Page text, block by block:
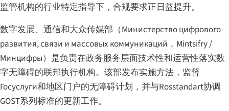
监管机构的行业特定指导下，合规要求正日益提升。
数字发展、通信和大众传媒部（Министерство цифрового
развития, связи и массовых коммуникаций ，Mintsifry /
Минцифры）是负责在政务服务层面技术性和运营性落实数
字无障碍的联邦执行机构。该部发布实施方法，监督
Госуслуги和地区门户的无障碍计划，并与Rosstandart协调
GOST系列标准的更新工作。